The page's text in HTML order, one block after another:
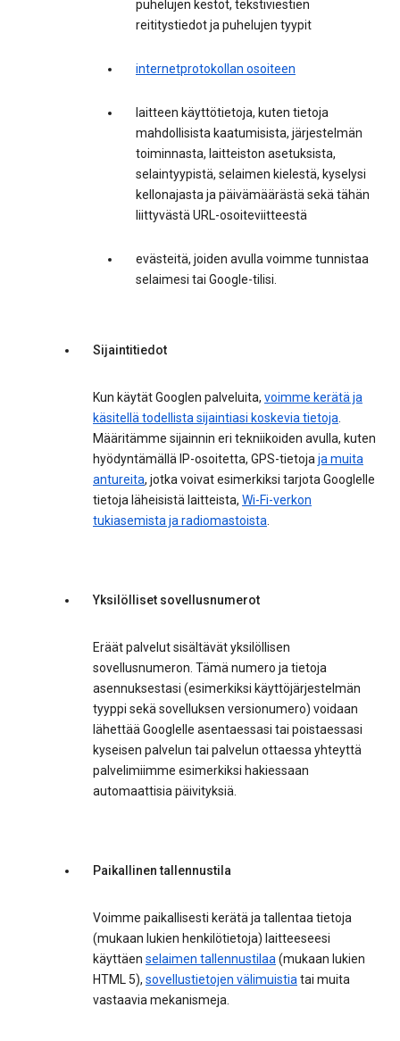
puhelujen kestot, tekstiviestien
reititystiedot ja puhelujen tyypit
internetprotokollan osoiteen
laitteen käyttötietoja, kuten tietoja
mahdollisista kaatumisista, järjestelmän
toiminnasta, laitteiston asetuksista,
selaintyypistä, selaimen kielestä, kyselysi
kellonajasta ja päivämäärästä sekä tähän
liittyvästä URL-osoiteviitteestä
evästeitä, joiden avulla voimme tunnistaa
selaimesi tai Google-tilisi.
Sijaintitiedot
Kun käytät Googlen palveluita, voimme kerätä ja
käsitellä todellista sijaintiasi koskevia tietoja.
Määritämme sijainnin eri tekniikoiden avulla, kuten
hyödyntämällä IP-osoitetta, GPS-tietojaja muita
antureita, jotka voivat esimerkiksi tarjota Googlelle
tietoja läheisistä laitteista, Wi-Fi-verkon
tukiasemista ja radiomastoista.
Yksilölliset sovellusnumerot
Eräät palvelut sisältävät yksilöllisen
sovellusnumeron. Tämä numero ja tietoja
asennuksestasi (esimerkiksi käyttöjärjestelmän
tyyppi sekä sovelluksen versionumero) voidaan
lähettää Googlelle asentaessasi tai poistaessasi
kyseisen palvelun tai palvelun ottaessa yhteyttä
palvelimiimme esimerkiksi hakiessaan
automaattisia päivityksiä.
Paikallinen tallennustila
Voimme paikallisesti kerätä ja tallentaa tietoja
(mukaan lukien henkilötietoja) laitteeseesi
käyttäen selaimen tallennustilaa(mukaan lukien
HTML 5), sovellustietojen välimuistiatai muita
vastaavia mekanismeja.